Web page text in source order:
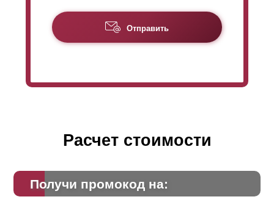
Отправить
Расчет стоимости
Получи промокод на: